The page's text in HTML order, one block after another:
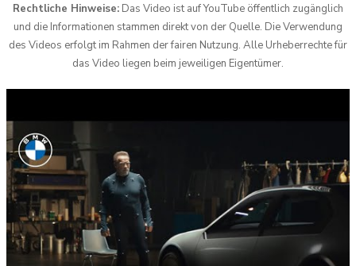
Rechtliche Hinweise: Das Video ist auf YouTube öffentlich zugänglich
und die Informationen stammen direkt von der Quelle. Die Verwendung
des Videos erfolgt im Rahmen der fairen Nutzung. Alle Urheberrechte für
das Video liegen beim jeweiligen Eigentümer.